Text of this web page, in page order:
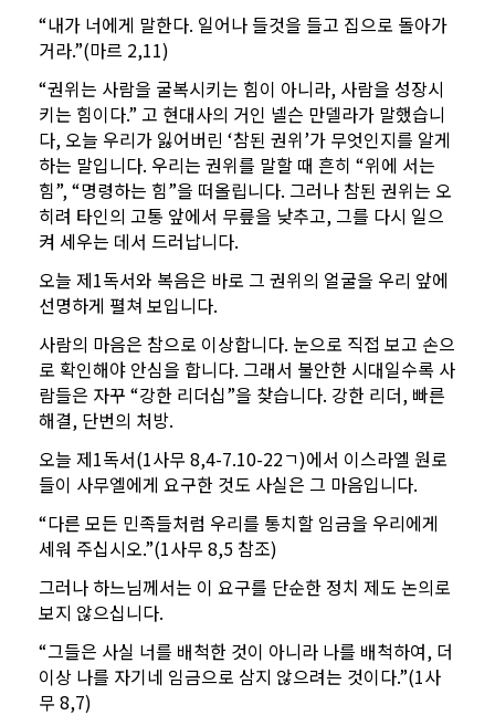
“내가 너에게 말한다. 일어나 들것을 들고 집으로 돌아가
거라.”(마르 2,11)
“권위는 사람을 굴복시키는 힘이 아니라, 사람을 성장시
키는 힘이다.” 고 현대사의 거인 넬슨 만델라가 말했습니
다, 오늘 우리가 잃어버린 ‘참된 권위’가 무엇인지를 알게
하는 말입니다. 우리는 권위를 말할 때 흔히 “위에 서는
힘”, “명령하는 힘”을 떠올립니다. 그러나 참된 권위는 오
히려 타인의 고통 앞에서 무릎을 낮추고, 그를 다시 일으
켜 세우는 데서 드러납니다.
오늘 제1독서와 복음은 바로 그 권위의 얼굴을 우리 앞에
선명하게 펼쳐 보입니다.
사람의 마음은 참으로 이상합니다. 눈으로 직접 보고 손으
로 확인해야 안심을 합니다. 그래서 불안한 시대일수록 사
람들은 자꾸 “강한 리더십”을 찾습니다. 강한 리더, 빠른
해결, 단번의 처방.
오늘 제1독서(1사무 8,4-7.10-22ㄱ)에서 이스라엘 원로
들이 사무엘에게 요구한 것도 사실은 그 마음입니다.
“다른 모든 민족들처럼 우리를 통치할 임금을 우리에게
세워 주십시오.”(1사무 8,5 참조)
그러나 하느님께서는 이 요구를 단순한 정치 제도 논의로
보지 않으십니다.
“그들은 사실 너를 배척한 것이 아니라 나를 배척하여, 더
이상 나를 자기네 임금으로 삼지 않으려는 것이다.”(1사
무 8,7)